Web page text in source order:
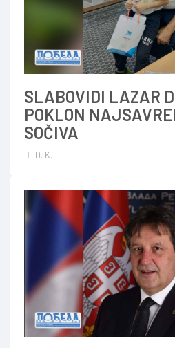
SLABOVIDI LAZAR
POKLON
SOČIVA
D. K.